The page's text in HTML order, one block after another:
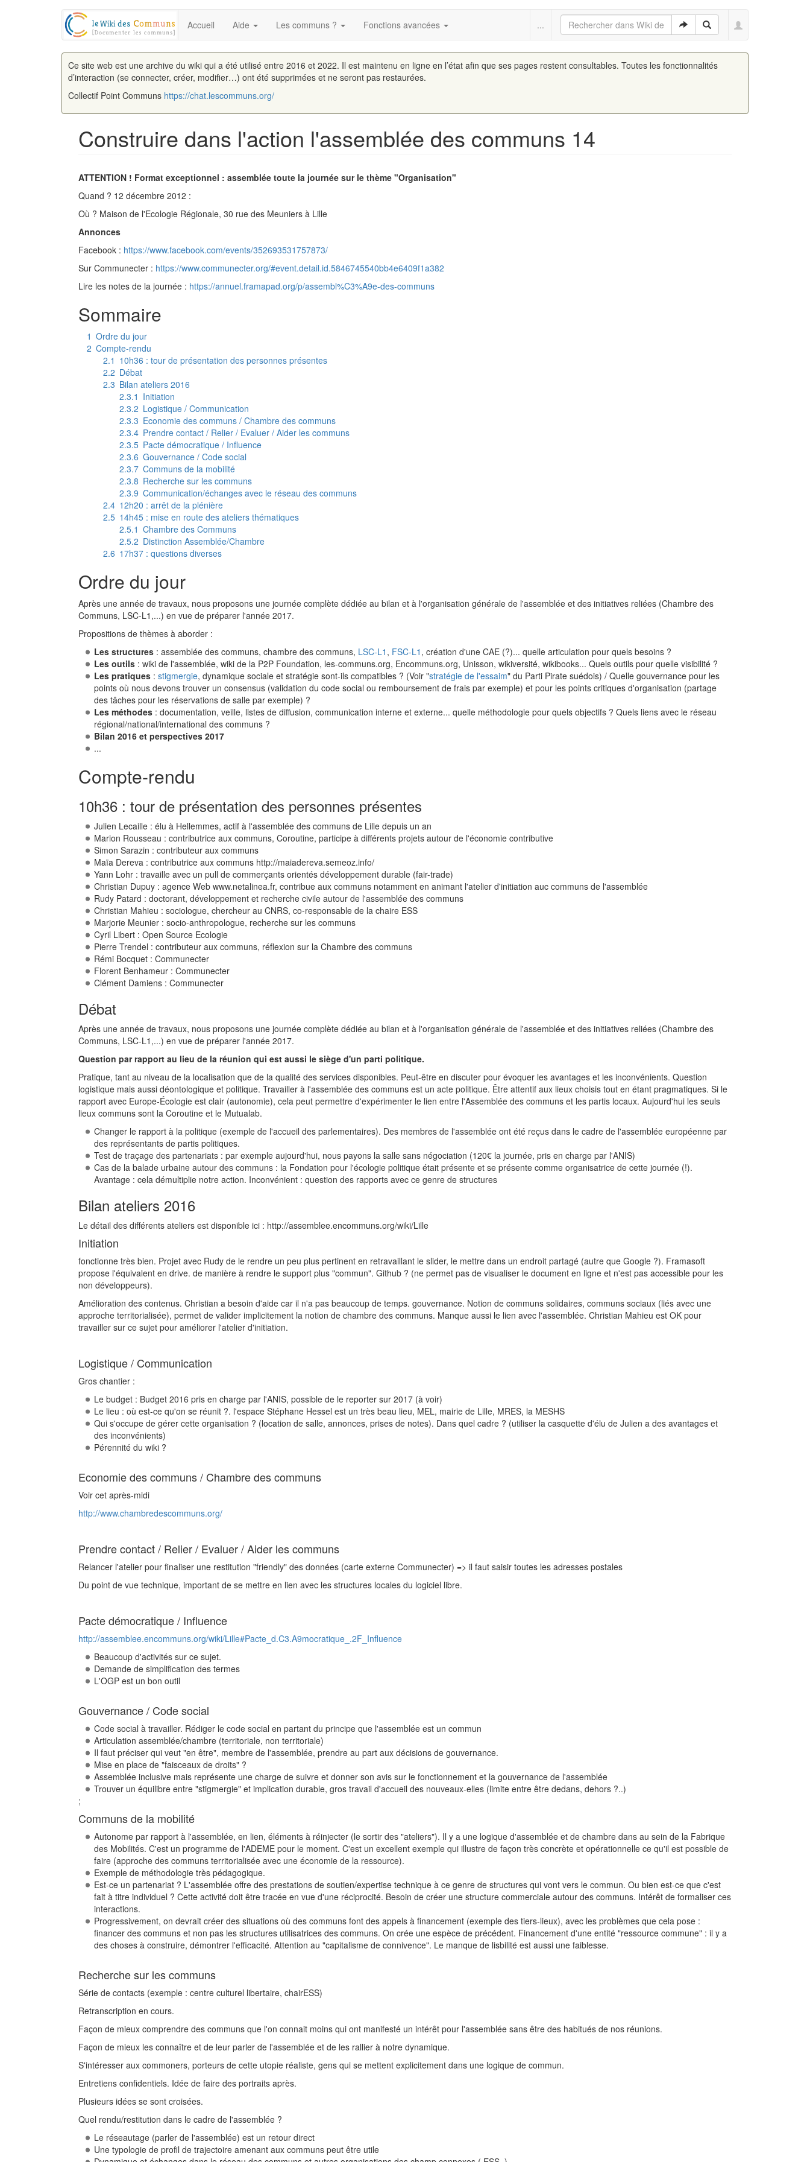
Accueil Aide Les communs ? Fonctions avancées ...
Ce site web est une archive du wiki qui a été utilisé entre 2016 et 2022. Il est maintenu en ligne en l’état afin que ses pages restent consultables. Toutes les fonctionnalités
d’interaction (se connecter, créer, modifier…) ont été supprimées et ne seront pas restaurées.
Collectif Point Communs https://chat.lescommuns.org/
Construire dans l'action l'assemblée des communs 14
ATTENTION ! Format exceptionnel : assemblée toute la journée sur le thème "Organisation"
Quand ? 12 décembre 2012 :
Où ? Maison de l'Ecologie Régionale, 30 rue des Meuniers à Lille
Annonces
Facebook : https://www.facebook.com/events/352693531757873/
Sur Communecter : https://www.communecter.org/#event.detail.id.5846745540bb4e6409f1a382
Lire les notes de la journée : https://annuel.framapad.org/p/assembl%C3%A9e-des-communs
Sommaire
1 Ordre du jour
2 Compte-rendu
2.1 10h36 : tour de présentation des personnes présentes
2.2 Débat
2.3 Bilan ateliers 2016
2.3.1 Initiation
2.3.2 Logistique / Communication
2.3.3 Economie des communs / Chambre des communs
2.3.4 Prendre contact / Relier / Evaluer / Aider les communs
2.3.5 Pacte démocratique / Influence
2.3.6 Gouvernance / Code social
2.3.7 Communs de la mobilité
2.3.8 Recherche sur les communs
2.3.9 Communication/échanges avec le réseau des communs
2.4 12h20 : arrêt de la plénière
2.5 14h45 : mise en route des ateliers thématiques
2.5.1 Chambre des Communs
2.5.2 Distinction Assemblée/Chambre
2.6 17h37 : questions diverses
Ordre du jour
Après une année de travaux, nous proposons une journée complète dédiée au bilan et à l'organisation générale de l'assemblée et des initiatives reliées (Chambre des
Communs, LSC-L1,...) en vue de préparer l'année 2017.
Propositions de thèmes à aborder :
Les structures: assemblée des communs, chambre des communs, LSC-L1 , FSC-L1 , création d'une CAE (?)... quelle articulation pour quels besoins ?
Les outils: wiki de l'assemblée, wiki de la P2P Foundation, les-communs.org, Encommuns.org, Unisson, wikiversité, wikibooks... Quels outils pour quelle visibilité ?
Les pratiques: stigmergie, dynamique sociale et stratégie sont-ils compatibles ? (Voir "stratégie de l'essaim" du Parti Pirate suédois) / Quelle gouvernance pour les
points où nous devons trouver un consensus (validation du code social ou remboursement de frais par exemple) et pour les points critiques d'organisation (partage
des tâches pour les réservations de salle par exemple) ?
Les méthodes: documentation, veille, listes de diffusion, communication interne et externe... quelle méthodologie pour quels objectifs ? Quels liens avec le réseau
régional/national/international des communs ?
Bilan 2016 et perspectives 2017
...
Compte-rendu
10h36 : tour de présentation des personnes présentes
Julien Lecaille : élu à Hellemmes, actif à l'assemblée des communs de Lille depuis un an
Marion Rousseau : contributrice aux communs, Coroutine, participe à différents projets autour de l'économie contributive
Simon Sarazin : contributeur aux communs
Maïa Dereva : contributrice aux communs http://maiadereva.semeoz.info/
Yann Lohr : travaille avec un pull de commerçants orientés développement durable (fair-trade)
Christian Dupuy : agence Web www.netalinea.fr, contribue aux communs notamment en animant l'atelier d'initiation auc communs de l'assemblée
Rudy Patard : doctorant, développement et recherche civile autour de l'assemblée des communs
Christian Mahieu : sociologue, chercheur au CNRS, co-responsable de la chaire ESS
Marjorie Meunier : socio-anthropologue, recherche sur les communs
Cyril Libert : Open Source Ecologie
Pierre Trendel : contributeur aux communs, réflexion sur la Chambre des communs
Rémi Bocquet : Communecter
Florent Benhameur : Communecter
Clément Damiens : Communecter
Débat
Après une année de travaux, nous proposons une journée complète dédiée au bilan et à l'organisation générale de l'assemblée et des initiatives reliées (Chambre des
Communs, LSC-L1,...) en vue de préparer l'année 2017.
Question par rapport au lieu de la réunion qui est aussi le siège d'un parti politique.
Pratique, tant au niveau de la localisation que de la qualité des services disponibles. Peut-être en discuter pour évoquer les avantages et les inconvénients. Question
logistique mais aussi déontologique et politique. Travailler à l'assemblée des communs est un acte politique. Être attentif aux lieux choisis tout en étant pragmatiques. Si le
rapport avec Europe-Écologie est clair (autonomie), cela peut permettre d'expérimenter le lien entre l'Assemblée des communs et les partis locaux. Aujourd'hui les seuls
lieux communs sont la Coroutine et le Mutualab.
Changer le rapport à la politique (exemple de l'accueil des parlementaires). Des membres de l'assemblée ont été reçus dans le cadre de l'assemblée européenne par
des représentants de partis politiques.
Test de traçage des partenariats : par exemple aujourd'hui, nous payons la salle sans négociation (120€ la journée, pris en charge par l'ANIS)
Cas de la balade urbaine autour des communs : la Fondation pour l'écologie politique était présente et se présente comme organisatrice de cette journée (!).
Avantage : cela démultiplie notre action. Inconvénient : question des rapports avec ce genre de structures
Bilan ateliers 2016
Le détail des différents ateliers est disponible ici : http://assemblee.encommuns.org/wiki/Lille
Initiation
fonctionne très bien. Projet avec Rudy de le rendre un peu plus pertinent en retravaillant le slider, le mettre dans un endroit partagé (autre que Google ?). Framasoft
propose l'équivalent en drive. de manière à rendre le support plus "commun". Github ? (ne permet pas de visualiser le document en ligne et n'est pas accessible pour les
non développeurs).
Amélioration des contenus. Christian a besoin d'aide car il n'a pas beaucoup de temps. gouvernance. Notion de communs solidaires, communs sociaux (liés avec une
approche territorialisée), permet de valider implicitement la notion de chambre des communs. Manque aussi le lien avec l'assemblée. Christian Mahieu est OK pour
travailler sur ce sujet pour améliorer l'atelier d'initiation.
Logistique / Communication
Gros chantier :
Le budget : Budget 2016 pris en charge par l'ANIS, possible de le reporter sur 2017 (à voir)
Le lieu : où est-ce qu'on se réunit ?. l'espace Stéphane Hessel est un très beau lieu, MEL, mairie de Lille, MRES, la MESHS
Qui s'occupe de gérer cette organisation ? (location de salle, annonces, prises de notes). Dans quel cadre ? (utiliser la casquette d'élu de Julien a des avantages et
des inconvénients)
Pérennité du wiki ?
Economie des communs / Chambre des communs
Voir cet après-midi
http://www.chambredescommuns.org/
Prendre contact / Relier / Evaluer / Aider les communs
Relancer l'atelier pour finaliser une restitution "friendly" des données (carte externe Communecter) => il faut saisir toutes les adresses postales
Du point de vue technique, important de se mettre en lien avec les structures locales du logiciel libre.
Pacte démocratique / Influence
http://assemblee.encommuns.org/wiki/Lille#Pacte_d.C3.A9mocratique_.2F_Influence
Beaucoup d'activités sur ce sujet.
Demande de simplification des termes
L'OGP est un bon outil
Gouvernance / Code social
Code social à travailler. Rédiger le code social en partant du principe que l'assemblée est un commun
Articulation assemblée/chambre (territoriale, non territoriale)
Il faut préciser qui veut "en être", membre de l'assemblée, prendre au part aux décisions de gouvernance.
Mise en place de "faisceaux de droits" ?
Assemblée inclusive mais représente une charge de suivre et donner son avis sur le fonctionnement et la gouvernance de l'assemblée
Trouver un équilibre entre "stigmergie" et implication durable, gros travail d'accueil des nouveaux-elles (limite entre être dedans, dehors ?..)
;
Communs de la mobilité
Autonome par rapport à l'assemblée, en lien, éléments à réinjecter (le sortir des "ateliers"). Il y a une logique d'assemblée et de chambre dans au sein de la Fabrique
des Mobilités. C'est un programme de l'ADEME pour le moment. C'est un excellent exemple qui illustre de façon très concrète et opérationnelle ce qu'il est possible de
faire (approche des communs territorialisée avec une économie de la ressource).
Exemple de méthodologie très pédagogique.
Est-ce un partenariat ? L'assemblée offre des prestations de soutien/expertise technique à ce genre de structures qui vont vers le commun. Ou bien est-ce que c'est
fait à titre individuel ? Cette activité doit être tracée en vue d'une réciprocité. Besoin de créer une structure commerciale autour des communs. Intérêt de formaliser ces
interactions.
Progressivement, on devrait créer des situations où des communs font des appels à financement (exemple des tiers-lieux), avec les problèmes que cela pose :
financer des communs et non pas les structures utilisatrices des communs. On crée une espèce de précédent. Financement d'une entité "ressource commune" : il y a
des choses à construire, démontrer l'efficacité. Attention au "capitalisme de connivence". Le manque de lisbilité est aussi une faiblesse.
Recherche sur les communs
Série de contacts (exemple : centre culturel libertaire, chairESS)
Retranscription en cours.
Façon de mieux comprendre des communs que l'on connait moins qui ont manifesté un intérêt pour l'assemblée sans être des habitués de nos réunions.
Façon de mieux les connaître et de leur parler de l'assemblée et de les rallier à notre dynamique.
S'intéresser aux commoners, porteurs de cette utopie réaliste, gens qui se mettent explicitement dans une logique de commun.
Entretiens confidentiels. Idée de faire des portraits après.
Plusieurs idées se sont croisées.
Quel rendu/restitution dans le cadre de l'assemblée ?
Le réseautage (parler de l'assemblée) est un retour direct
Une typologie de profil de trajectoire amenant aux communs peut être utile